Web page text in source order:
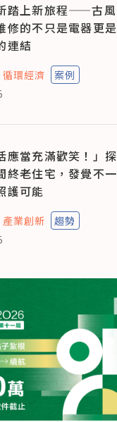
踏上新旅程——古風
修的不只是電器更是
連結
循環經濟
案例
應當充滿歡笑！」探
終老住宅，發覺不一
護可能
產業創新
趨勢